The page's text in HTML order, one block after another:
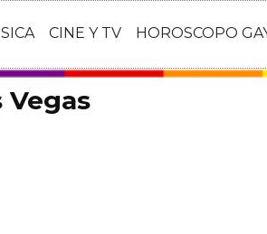
CINE Y TV HOROSCOPO
Vegas